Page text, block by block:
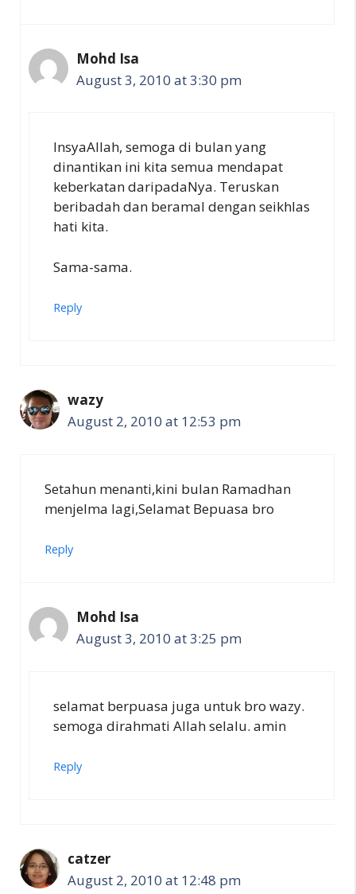
Mohd Isa
August 3, 2010 at 3:30 pm
InsyaAllah, semoga di bulan yang
dinantikan ini kita semua mendapat
keberkatan daripadaNya. Teruskan
beribadah dan beramal dengan seikhlas
hati kita.
Sama-sama.
Reply
wazy
August 2, 2010 at 12:53 pm
Setahun menanti,kini bulan Ramadhan
menjelma lagi,Selamat Bepuasa bro
Reply
Mohd Isa
August 3, 2010 at 3:25 pm
selamat berpuasa juga untuk bro wazy.
semoga dirahmati Allah selalu. amin
Reply
catzer
August 2, 2010 at 12:48 pm